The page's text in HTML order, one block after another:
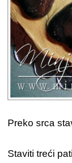
Preko srca
Staviti treći